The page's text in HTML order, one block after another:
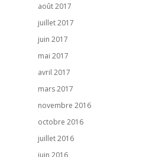
août 2017
juillet 2017
juin 2017
mai 2017
avril 2017
mars 2017
novembre 2016
octobre 2016
juillet 2016
juin 2016